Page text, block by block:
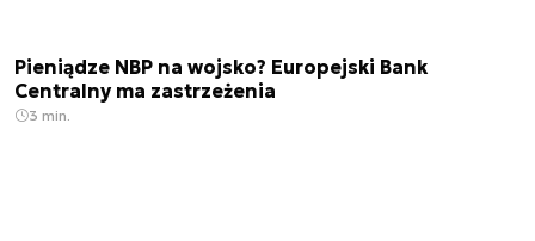
Pieniądze NBP na wojsko? Europejski Bank
Centralny ma zastrzeżenia
3 min.